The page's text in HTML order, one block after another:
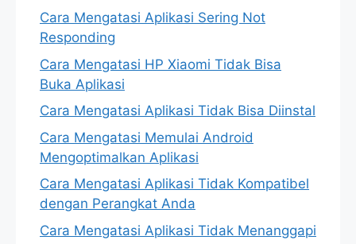
Cara Mengatasi Aplikasi Sering Not
Responding
Cara Mengatasi HP Xiaomi Tidak Bisa
Buka Aplikasi
Cara Mengatasi Aplikasi Tidak Bisa Diinstal
Cara Mengatasi Memulai Android
Mengoptimalkan Aplikasi
Cara Mengatasi Aplikasi Tidak Kompatibel
dengan Perangkat Anda
Cara Mengatasi Aplikasi Tidak Menanggapi